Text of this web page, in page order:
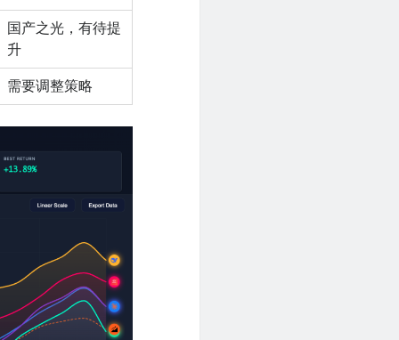
国产之光，有待提
升
需要调整策略